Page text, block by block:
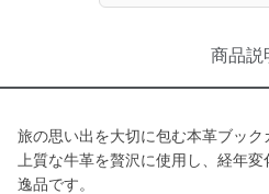
商品説
旅の思い出を大切に包む本革ブック
上質な牛革を贅沢に使用し、経年
逸品です。